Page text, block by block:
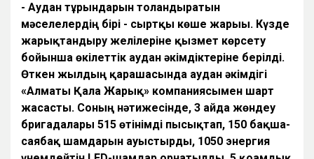
- Аудан тұрғындарын толғандыратын
мәселелердің бірі - сыртқы көше жарығы. Күзде
жарықтандыру желілеріне қызмет көрсету
бойынша өкілеттік аудан әкімдіктеріне берілді.
Өткен жылдың қарашасында аудан әкімдігі
«Алматы Қала Жарық» компаниясымен шарт
жасасты. Соның нәтижесінде, 3 айда жөндеу
бригадалары 515 өтінімді пысықтап, 150 бақша-
саябақ шамдарын ауыстырды, 1050 энергия